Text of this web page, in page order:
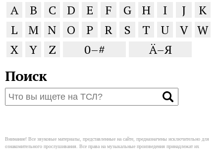
A B C D E F G H I J
K
L
M N O P R S T U V W
X
Y Z 0–# Ä–Я
Поиск
Внимание! Все звуковые материалы, представленные на сайте, предназначены исключительно для
ознакомительного прослушивания. Все права на музыкальные произведения принадлежат их